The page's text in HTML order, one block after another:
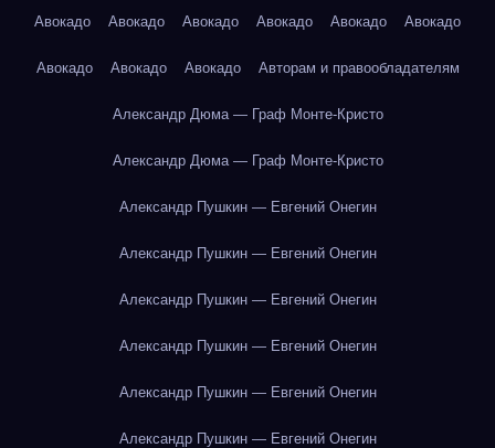
Авокадо Авокадо Авокадо Авокадо Авокадо Авокадо
Авокадо Авокадо Авокадо Авторам и правообладателям
Александр Дюма — Граф Монте-Кристо
Александр Дюма — Граф Монте-Кристо
Александр Пушкин — Евгений Онегин
Александр Пушкин — Евгений Онегин
Александр Пушкин — Евгений Онегин
Александр Пушкин — Евгений Онегин
Александр Пушкин — Евгений Онегин
Александр Пушкин — Евгений Онегин